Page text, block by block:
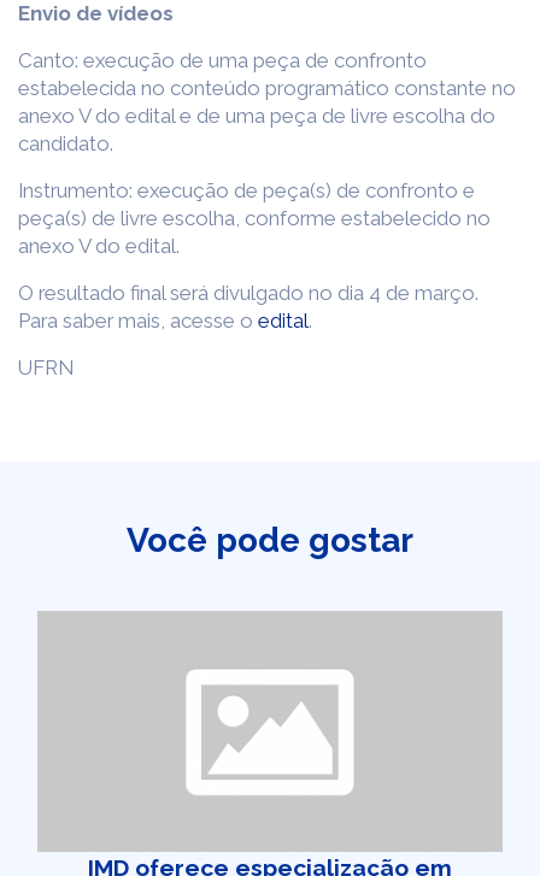
Envio de vídeos
Canto: execução de uma peça de confronto
estabelecida no conteúdo programático constante no
anexo V do edital e de uma peça de livre escolha do
candidato.
Instrumento: execução de peça(s) de confronto e
peça(s) de livre escolha, conforme estabelecido no
anexo V do edital.
O resultado final será divulgado no dia 4 de março.
Para saber mais, acesse o edital.
UFRN
Você pode gostar
IMD oferece especialização em